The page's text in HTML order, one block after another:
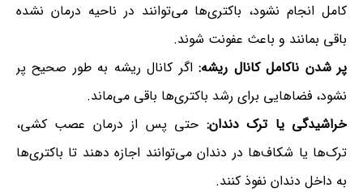
کامل انجام نشود، باکتری‌ها می‌توانند در ناحیه درمان نشده
باقی بمانند و باعث عفونت شوند.
پر شدن ناکامل کانال ریشه:اگر کانال ریشه به طور صحیح پر
نشود، فضاهایی برای رشد باکتری‌ها باقی می‌ماند.
خراشیدگی یا ترک دندان: حتی پس از درمان عصب کشی،
ترک‌ها یا شکاف‌ها در دندان می‌توانند اجازه دهند تا باکتری‌ها
به داخل دندان نفوذ کنند.